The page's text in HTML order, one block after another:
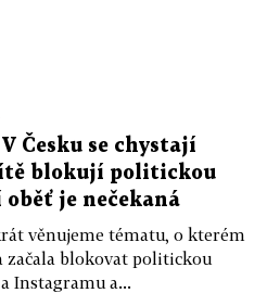
Česku se chystají
blokují politickou
je nečekaná
věnujeme tématu, o kterém
začala blokovat politickou
Instagramu a...